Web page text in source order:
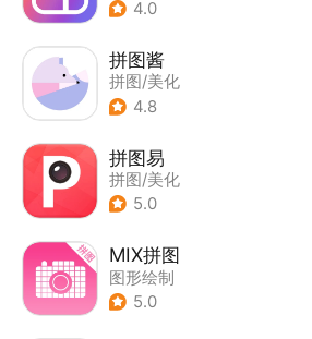
4.0
拼图酱
拼图/美化
4.8
拼图易
拼图/美化
5.0
MIX拼图
图形绘制
5.0